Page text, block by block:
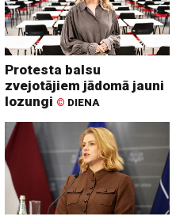
Protesta balsu
zvejotājiem jādomā jauni
lozungi © DIENA